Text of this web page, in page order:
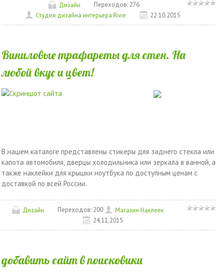
Дизайн Переходов: 276
Студия дизайна интерьера Rivie
22.10.2015
Виниловые трафареты для стен. На
любой вкус и цвет!
В нашем каталоге представлены стикеры для заднего стекла или
капота автомобиля, дверцы холодильника или зеркала в ванной, а
также наклейки для крышки ноутбука по доступным ценам с
доставкой по всей России.
Дизайн Переходов: 200
Магазин Наклеек
24.11.2015
добавить сайт в поисковики